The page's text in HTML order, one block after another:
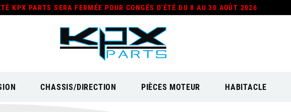
KPX PARTS SERA FERMÉE POUR CONGÉS D'ÉTÉ DU 8 AU 30 AOÛT 2026
CHASSIS/DIRECTION PIÈCES MOTEUR HABITACLE